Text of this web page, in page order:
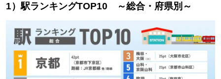
1）駅ランキングTOP10 ～総合・府県別～